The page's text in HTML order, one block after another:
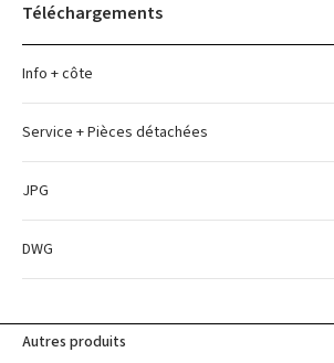
Téléchargements
Info + côte
Service + Pièces détachées
JPG
DWG
Autres produits